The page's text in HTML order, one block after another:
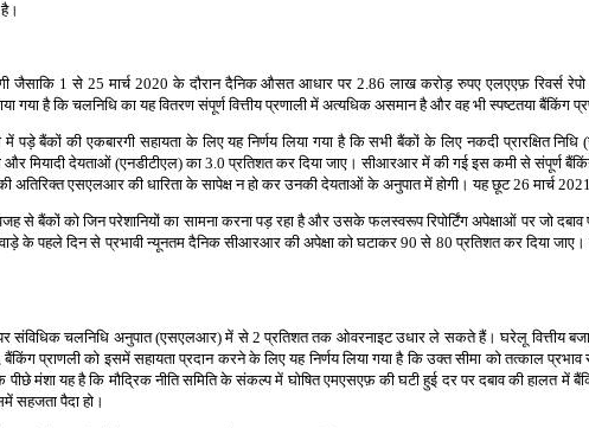
जैसाकि 1 से 25 मार्च 2020 के दौरान दैनिक औसत आधार पर 2.86 लाख करोड़ रुपए एलएएफ़ रिवर्स
गया है कि चलनिधि का यह वितरण संपूर्ण वित्तीय प्रणाली में अत्यधिक असमान है और वह भी स्पष्टतया बैंकिंग
बैंकों की एकबारगी सहायता के लिए यह निर्णय लिया गया है कि सभी बैंकों के लिए नकदी प्रारक्षित निधि
मियादी देयताओं (एनडीटीएल) का 3.0 प्रतिशत कर दिया जाए। सीआरआर में की गई इस कमी से संपूर्ण
अतिरिक्त एसएलआर की धारिता के सापेक्ष न हो कर उनकी देयताओं के अनुपात में होगी। यह छूट 26 मार्च
से बैंकों को जिन परेशानियों का सामना करना पड़ रहा है और उसके फलस्वरूप रिपोर्टिंग अपेक्षाओं पर जो दबाव
के पहले दिन से प्रभावी न्यूनतम दैनिक सीआरआर की अपेक्षा को घटाकर 90 से 80 प्रतिशत कर दिया
संविधिक चलनिधि अनुपात (एसएलआर) में से 2 प्रतिशत तक ओवरनाइट उधार ले सकते हैं। घरेलू वित्तीय
प्राणली को इसमें सहायता प्रदान करने के लिए यह निर्णय लिया गया है कि उक्त सीमा को तत्काल
मंशा यह है कि मौद्रिक नीति समिति के संकल्प में घोषित एमएसएफ़ की घटी हुई दर पर दबाव की हालत में
सहजता पैदा हो।